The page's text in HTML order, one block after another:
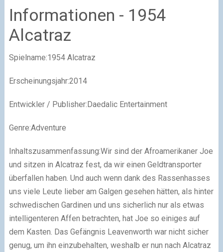
Informationen - 1954
Alcatraz
Spielname:1954 Alcatraz
Erscheinungsjahr:2014
Entwickler / Publisher:Daedalic Entertainment
Genre:Adventure
Inhaltszusammenfassung:Wir sind der Afroamerikaner Joe
und sitzen in Alcatraz fest, da wir einen Geldtransporter
überfallen haben. Und auch wenn dank des Rassenhasses
uns viele Leute lieber am Galgen gesehen hätten, als hinter
schwedischen Gardinen und uns sicherlich nur als etwas
intelligenteren Affen betrachten, hat Joe so einiges auf
dem Kasten. Das Gefängnis Leavenworth war nicht sicher
genug, um ihn einzubehalten, weshalb er nun nach Alcatraz